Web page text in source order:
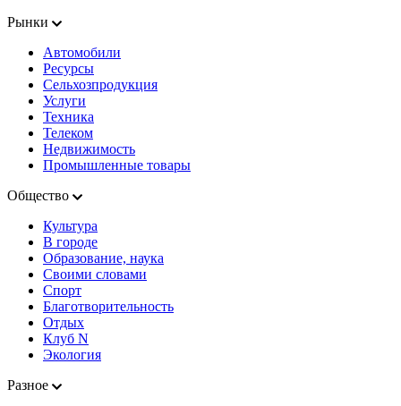
Рынки
Автомобили
Ресурсы
Сельхозпродукция
Услуги
Техника
Телеком
Недвижимость
Промышленные товары
Общество
Культура
В городе
Образование, наука
Своими словами
Спорт
Благотворительность
Отдых
Клуб N
Экология
Разное